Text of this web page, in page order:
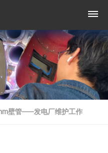
壁管------发电厂维护工作